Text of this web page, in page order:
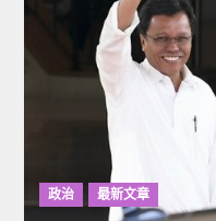
政治 最新文章